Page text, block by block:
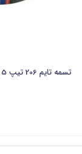
تسمه تایم 206 تیپ 5 (134دندانه)-یاراک